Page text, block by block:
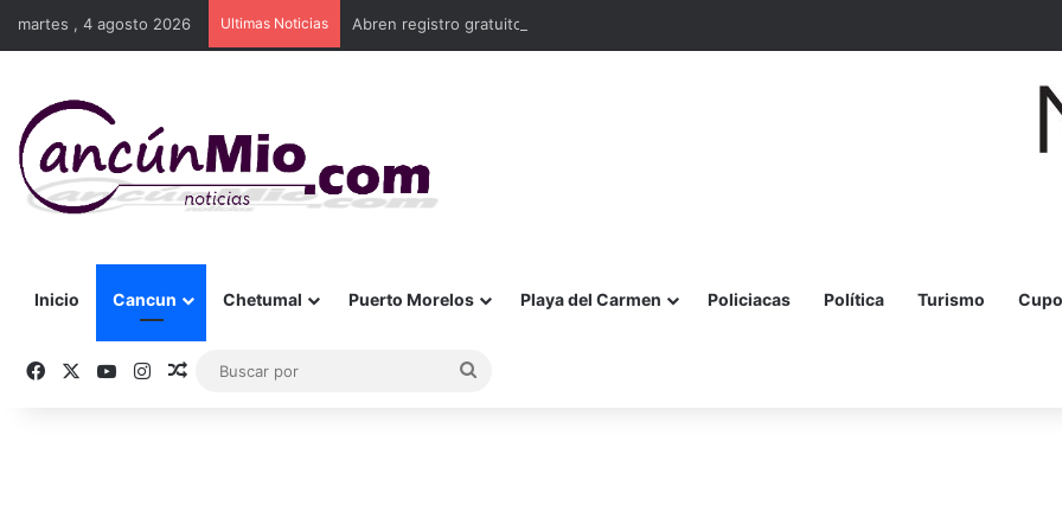
martes , 4 agosto 2026 Ultimas Noticias Abren registro gratuito para obtener la Tarjeta de Tarifa Social MOBI en Cancún
Inicio Cancun Chetumal Puerto Morelos Playa del Carmen Policiacas Política Turismo
Facebook YouTubeInstagramPublicación al azar